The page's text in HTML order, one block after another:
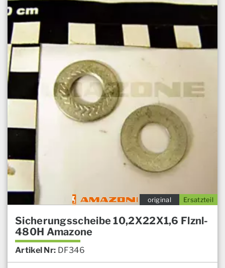
Ersatzteil
original
Sicherungsscheibe 10,2X22X1,6 Flznl-
480H Amazone
Artikel Nr: DF346